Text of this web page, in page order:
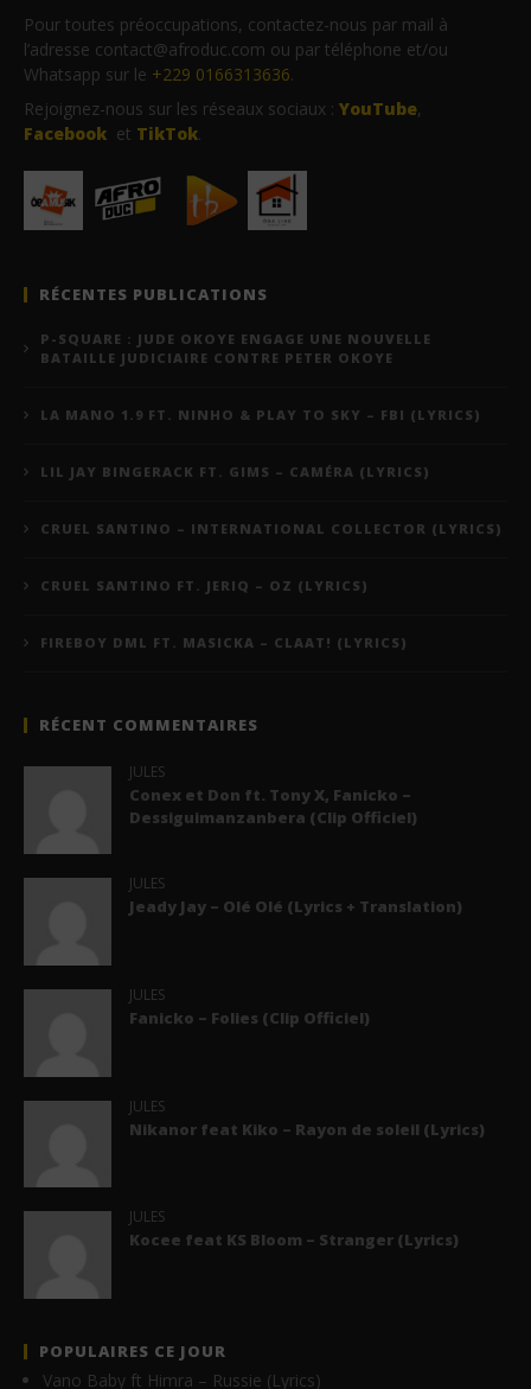
Pour toutes préoccupations, contactez-nous par mail à
l’adresse contact@afroduc.com ou par téléphone et/ou
Whatsapp sur le +229 0166313636.
Rejoignez-nous sur les réseaux sociaux : YouTube,
Facebook et TikTok.
RÉCENTES PUBLICATIONS
P-SQUARE : JUDE OKOYE ENGAGE UNE NOUVELLE
BATAILLE JUDICIAIRE CONTRE PETER OKOYE
LA MANO 1.9 FT. NINHO & PLAY TO SKY – FBI (LYRICS)
LIL JAY BINGERACK FT. GIMS – CAMÉRA (LYRICS)
CRUEL SANTINO – INTERNATIONAL COLLECTOR (LYRICS)
CRUEL SANTINO FT. JERIQ – OZ (LYRICS)
FIREBOY DML FT. MASICKA – CLAAT! (LYRICS)
RÉCENT COMMENTAIRES
JULES
Conex et Don ft. Tony X, Fanicko –
Dessiguimanzanbera (Clip Officiel)
JULES
Jeady Jay – Olé Olé (Lyrics + Translation)
JULES
Fanicko – Folies (Clip Officiel)
JULES
Nikanor feat Kiko – Rayon de soleil (Lyrics)
JULES
Kocee feat KS Bloom – Stranger (Lyrics)
POPULAIRES CE JOUR
Vano Baby ft Himra – Russie (Lyrics)